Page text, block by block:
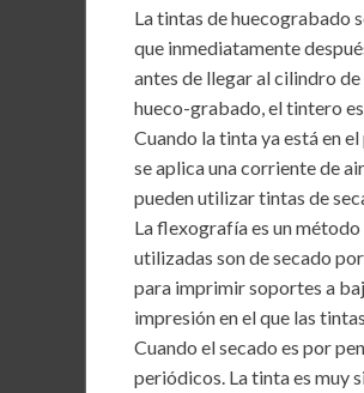
La tintas de huecograbado
que inmediatamente
antes de llegar al cilindro
hueco-grabado, el tintero
Cuando la tinta ya está en
se aplica una corriente de
pueden utilizar tintas de
La flexografía es un
utilizadas son de secado
para imprimir soportes a
impresión en el que las
Cuando el secado es por
periódicos. La tinta es muy